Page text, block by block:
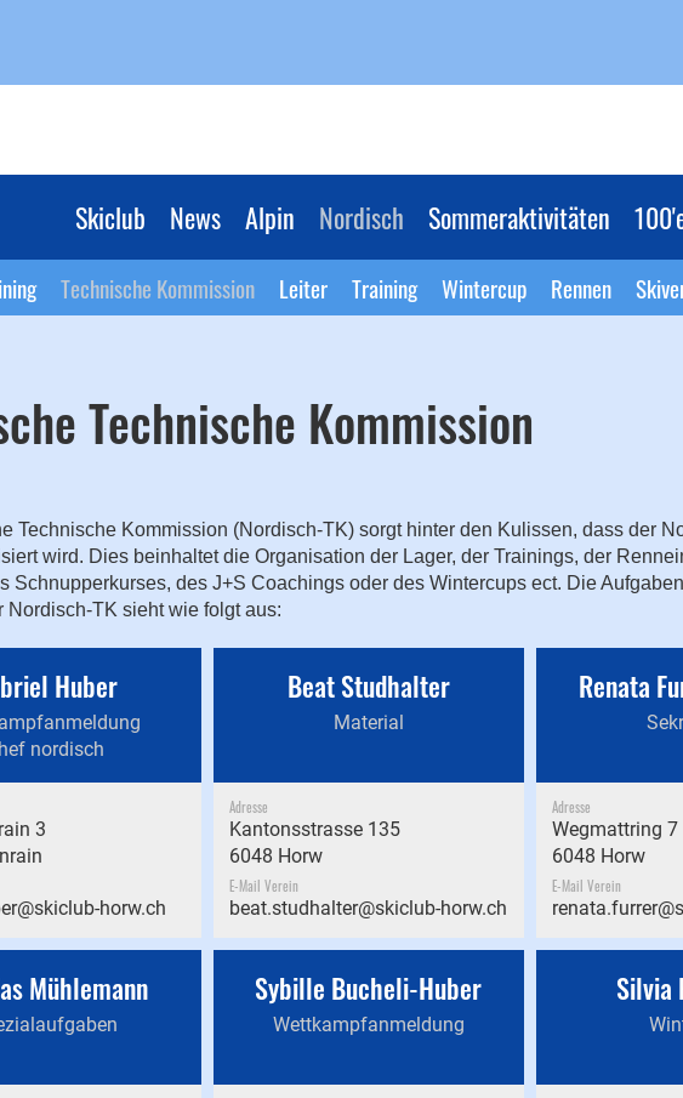
Skiclub News Alpin Nordisch Sommeraktivitäten
Technische Kommission Leiter Training Wintercup Rennen
Technische Kommission
Technische Kommission (Nordisch-TK) sorgt hinter den Kulissen, dass der
wird. Dies beinhaltet die Organisation der Lager, der Trainings, der
Schnupperkurses, des J+S Coachings oder des Wintercups ect. Die
Nordisch-TK sieht wie folgt aus:
Huber
nordisch
3
horw.ch
Beat Studhalter
Material
Adresse
Kantonsstrasse 135
6048 Horw
E-Mail Verein
beat.studhalter@skiclub-horw.ch
Renata
Adresse
Wegmattring 7
6048 Horw
E-Mail Verein
Mühlemann Sybille Bucheli-Huber
Wettkampfanmeldung
Silvia